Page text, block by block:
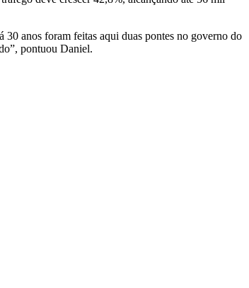
anos foram feitas aqui duas pontes no governo do
pontuou Daniel.